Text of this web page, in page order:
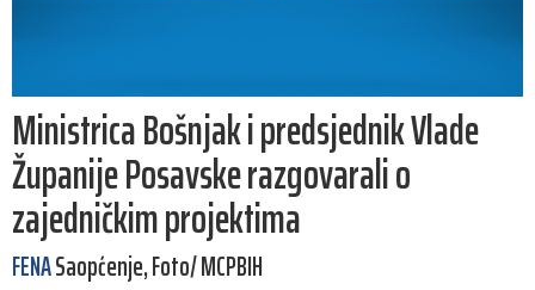
Ministrica Bošnjak i predsjednik Vlade
Županije Posavske razgovarali o
zajedničkim projektima
FENASaopćenje, Foto/ MCPBIH